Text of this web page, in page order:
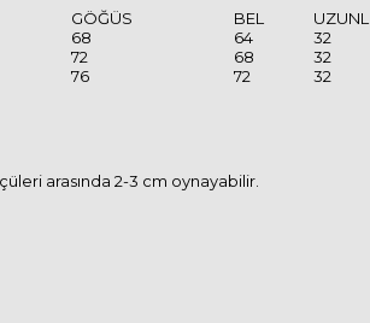
GÖĞÜS BEL
68 64
32
72 68
32
76 72 32
arasında 2-3 cm oynayabilir.